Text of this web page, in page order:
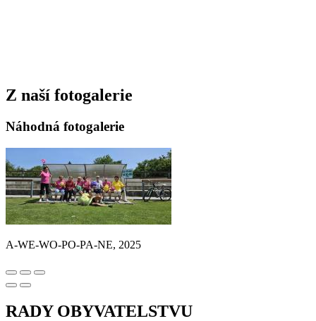
Z naší fotogalerie
Náhodná fotogalerie
A-WE-WO-PO-PA-NE, 2025
RADY OBYVATELSTVU